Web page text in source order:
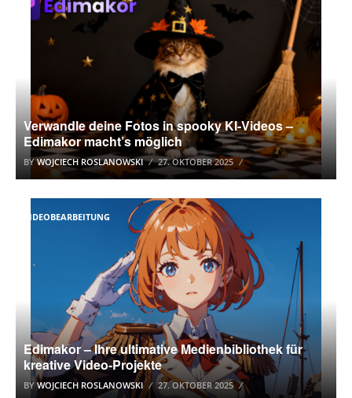
Verwandle deine Fotos in spooky KI-Videos –
Edimakor macht’s möglich
BYWOJCIECH ROSLANOWSKI 27. OKTOBER 2025
VIDEOBEARBEITUNG
Edimakor – Ihre ultimative Medienbibliothek für
kreative Video-Projekte
BYWOJCIECH ROSLANOWSKI 27. OKTOBER 2025